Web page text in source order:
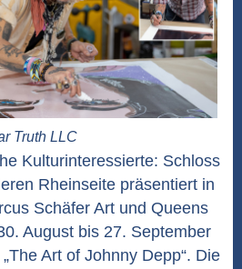
Truth LLC
Kulturinteressierte: Schloss
Rheinseite präsentiert in
Schäfer Art und Queens
August bis 27. September
Art of Johnny Depp“. Die